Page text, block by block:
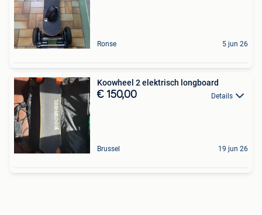
Ronse 5 jun 26
Koowheel 2 elektrisch longboard
€ 150,00 Details
Brussel 19 jun 26